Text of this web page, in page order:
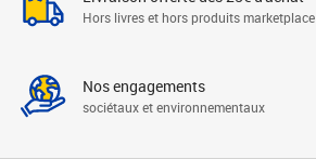
Hors livres et hors produits marketplace
Nos engagements
sociétaux et environnementaux